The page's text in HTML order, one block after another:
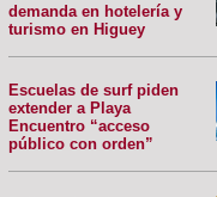
demanda en hotelería y
turismo en Higuey
Escuelas de surf piden
extender a Playa
Encuentro “acceso
público con orden”